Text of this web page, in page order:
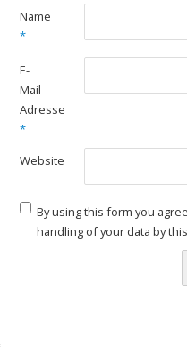
Name
*
E-
Mail-
Adresse
*
Website
By using this form you
handling of your data by